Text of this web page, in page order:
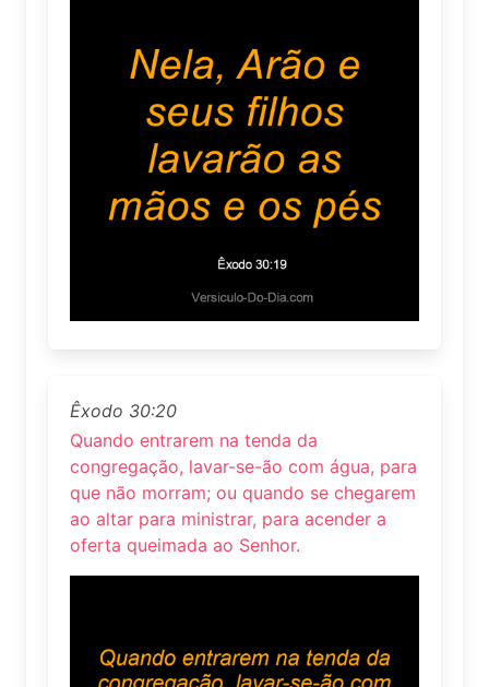
Êxodo 30:20
Quando entrarem na tenda da
congregação, lavar-se-ão com água, para
que não morram; ou quando se chegarem
ao altar para ministrar, para acender a
oferta queimada ao Senhor.